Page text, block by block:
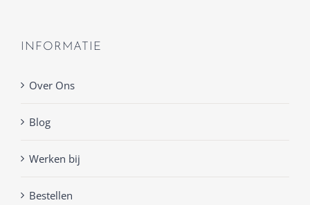
INFORMATIE
Over Ons
Blog
Werken bij
Bestellen